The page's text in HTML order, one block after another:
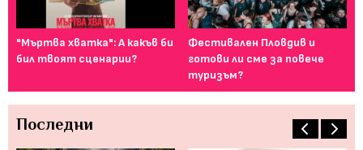
"Мъртва хватка": А какъв би
бил твоят сценарии?
Фестивален Пловдив и
готови ли сме за повече
туризъм?
Последни